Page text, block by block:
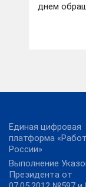
днем
Единая цифровая
платформа
России»
Выполнение
Президента от